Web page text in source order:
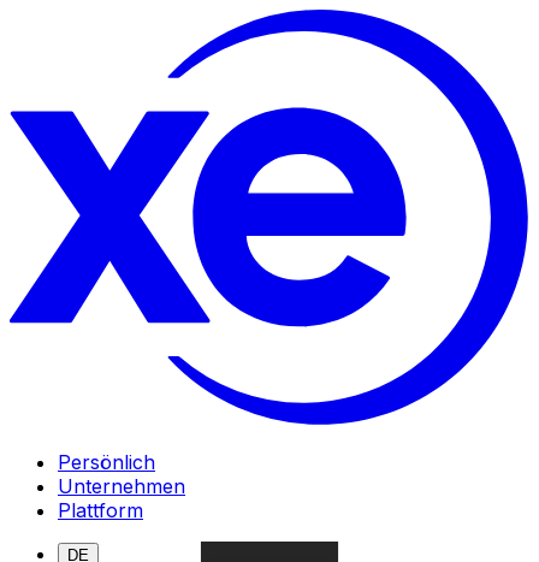
Persönlich
Unternehmen
Plattform
DE